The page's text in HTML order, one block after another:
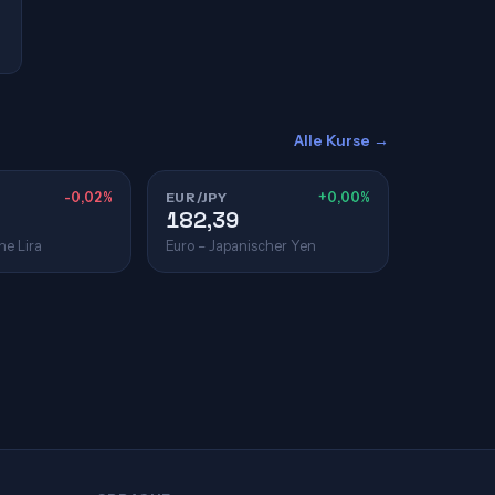
Alle Kurse →
-0,02%
Lira
EUR/JPY +0,00%
182,39
Euro – Japanischer Yen